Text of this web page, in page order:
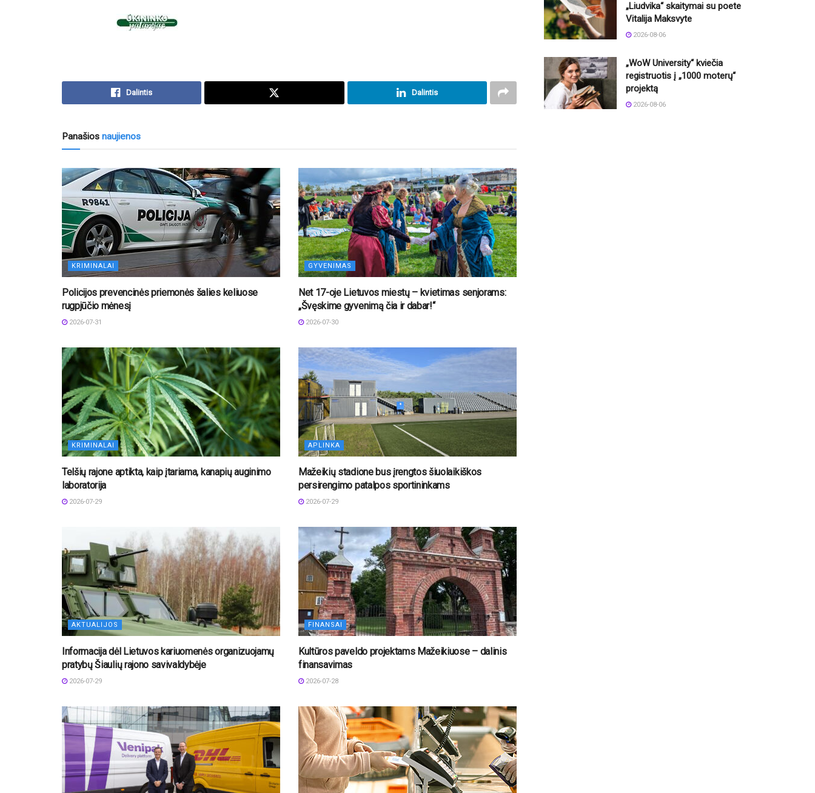
Dalintis Dalintis
Panašios naujienos
KRIMINALAI
Policijos prevencinės priemonės šalies keliuose
rugpjūčio mėnesį
2026-07-31
GYVENIMAS
Net 17-oje Lietuvos miestų – kvietimas senjorams:
„Švęskime gyvenimą čia ir dabar!“
2026-07-30
KRIMINALAI
Telšių rajone aptikta, kaip įtariama, kanapių auginimo
laboratorija
2026-07-29
APLINKA
Mažeikių stadione bus įrengtos šiuolaikiškos
persirengimo patalpos sportininkams
2026-07-29
AKTUALIJOS
Informacija dėl Lietuvos kariuomenės organizuojamų
pratybų Šiaulių rajono savivaldybėje
2026-07-29
FINANSAI
Kultūros paveldo projektams Mažeikiuose – dalinis
finansavimas
2026-07-28
„Liudvika“ skaitymai su poete
Vitalija Maksvyte
2026-08-06
„WoW University“ kviečia
registruotis į „1000 moterų“
projektą
2026-08-06